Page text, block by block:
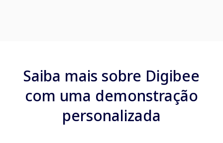
Saiba mais sobre Digibee
com uma demonstração
personalizada